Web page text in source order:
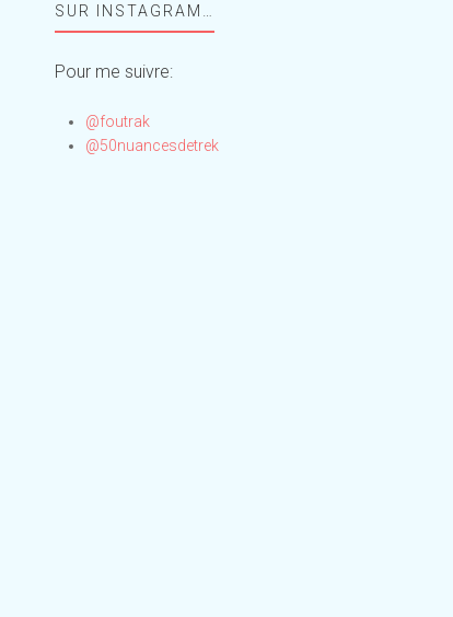
!SUR INSTAGRAM…
Pour me suivre:
@foutrak
@50nuancesdetrek